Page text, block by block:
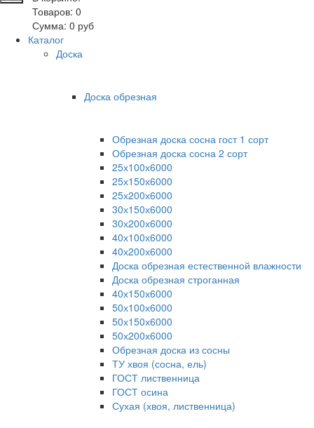
Товаров: 0
Сумма: 0 руб
Каталог
Доска
Доска обрезная
Обрезная доска сосна гост 1 сорт
Обрезная доска сосна 2 сорт
25х100х6000
25х150х6000
25х200х6000
30х150х6000
30х200х6000
40х100х6000
40х200х6000
Доска обрезная естественной влажности
Доска обрезная строганная
40х150х6000
50х100х6000
50х150х6000
50х200х6000
Обрезная доска из сосны
ТУ хвоя (сосна, ель)
ГОСТ лиственница
ГОСТ осина
Сухая (хвоя, лиственница)